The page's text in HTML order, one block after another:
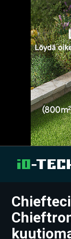
UUTISET
ARTIKKELIT